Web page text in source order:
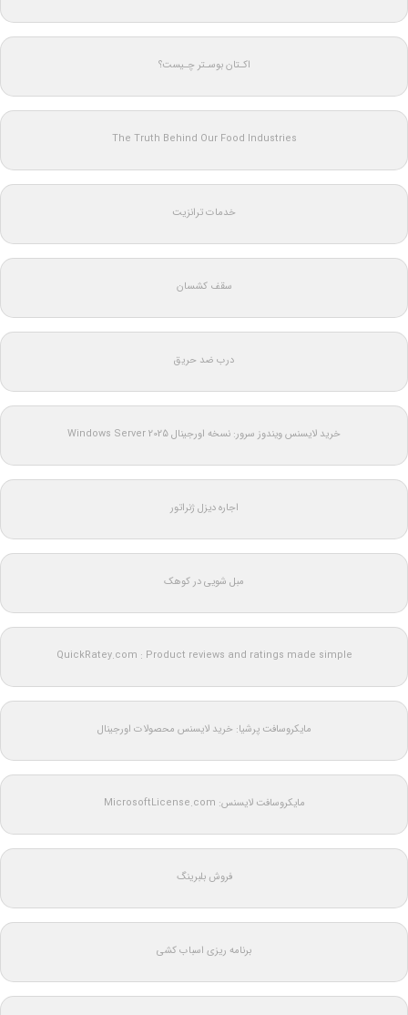
اکـتان بوسـتر چـیست؟
The Truth Behind Our Food Industries
خدمات ترانزیت
سقف کشسان
درب ضد حریق
خرید لایسنس ویندوز سرور: نسخه اورجینال Windows Server 2025
اجاره دیزل ژنراتور
مبل شویی در کوهک
QuickRatey.com : Product reviews and ratings made simple
مایکروسافت پرشیا: خرید لایسنس محصولات اورجینال
مایکروسافت لایسنس: MicrosoftLicense.com
فروش بلبرینگ
برنامه ریزی اسباب کشی